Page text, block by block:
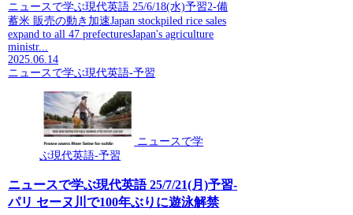
ニュースで学ぶ現代英語 25/6/18(水)予習2-備
蓄米 販売の動き加速Japan stockpiled rice sales
expand to all 47 prefecturesJapan's agriculture
ministr...
2025.06.14
ニュースで学ぶ現代英語-予習
ニュースで学
ぶ現代英語-予習
ニュースで学ぶ現代英語 25/7/21(月)予習-
パリ セーヌ川で100年ぶりに遊泳解禁